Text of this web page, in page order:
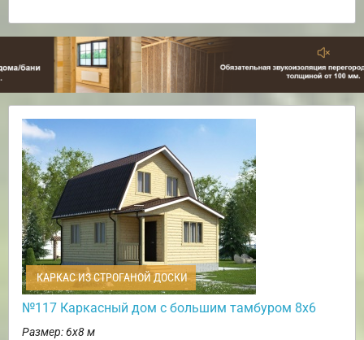
КАРКАС ИЗ СТРОГАНОЙ ДОСКИ
№117 Каркасный дом с большим тамбуром 8х6
Размер: 6х8 м